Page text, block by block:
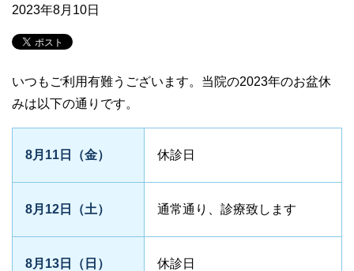
2023年8月10日
いつもご利用有難うございます。当院の2023年のお盆休
みは以下の通りです。
8月11日（金） 休診日
8月12日（土） 通常通り、診療致します
8月13日（日） 休診日